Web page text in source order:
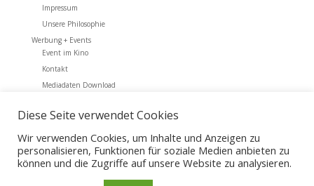
Impressum
Unsere Philosophie
Werbung + Events
Event im Kino
Kontakt
Mediadaten Download
Archiv
Diese Seite verwendet Cookies
Wir verwenden Cookies, um Inhalte und Anzeigen zu
personalisieren, Funktionen für soziale Medien anbieten zu
können und die Zugriffe auf unsere Website zu analysieren.